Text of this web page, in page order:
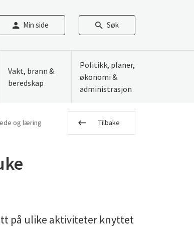
Min side Søk
Vakt, brann &
beredskap
Politikk, planer,
økonomi &
administrasjon
og læring Tilbake
på ulike aktiviteter knyttet